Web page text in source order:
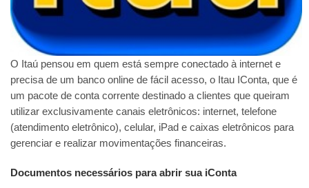
O Itaú pensou em quem está sempre conectado à internet e
precisa de um banco online de fácil acesso, o Itau IConta, que é
um pacote de conta corrente destinado a clientes que queiram
utilizar exclusivamente canais eletrônicos: internet, telefone
(atendimento eletrônico), celular, iPad e caixas eletrônicos para
gerenciar e realizar movimentações financeiras.
Documentos necessários para abrir sua iConta